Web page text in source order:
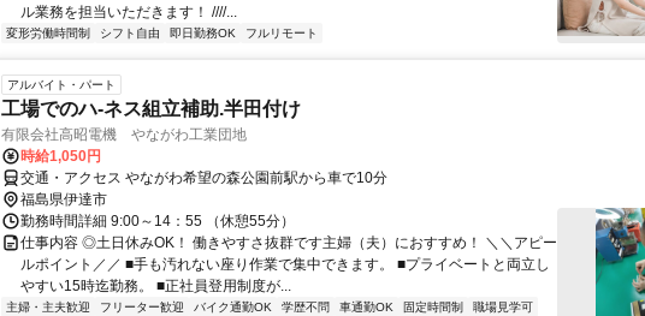
ル業務を担当いただきます！ ////...
変形労働時間制 シフト自由 即日勤務OK フルリモート
アルバイト・パート
工場でのハ-ネス組立補助.半田付け
有限会社高昭電機 やながわ工業団地
時給1,050円
交通・アクセス やながわ希望の森公園前駅から車で10分
福島県伊達市
勤務時間詳細 9:00～14：55 （休憩55分）
仕事内容 ◎土日休みOK！ 働きやすさ抜群です主婦（夫）におすすめ！ ＼＼アピー
ルポイント／／ ■手も汚れない座り作業で集中できます。 ■プライベートと両立し
やすい15時迄勤務。 ■正社員登用制度が...
主婦・主夫歓迎 フリーター歓迎 バイク通勤OK 学歴不問 車通勤OK 固定時間制
職場見学可